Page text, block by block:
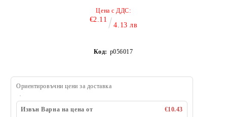
Цена с ДДС:
€2.11
4.13 лв
Код: p056017
Ориентировъчни цени за доставка
Извън Варна на цена от
€10.43